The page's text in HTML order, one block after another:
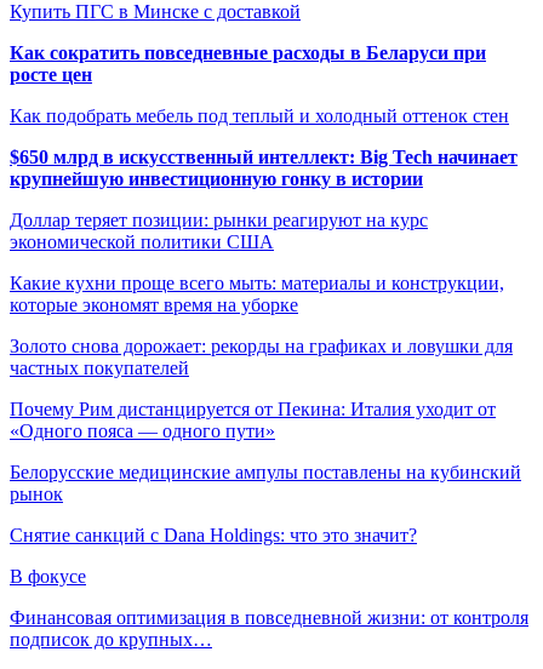
Купить ПГС в Минске с доставкой
Как сократить повседневные расходы в Беларуси при
росте цен
Как подобрать мебель под теплый и холодный оттенок стен
$650 млрд в искусственный интеллект: Big Tech начинает
крупнейшую инвестиционную гонку в истории
Доллар теряет позиции: рынки реагируют на курс
экономической политики США
Какие кухни проще всего мыть: материалы и конструкции,
которые экономят время на уборке
Золото снова дорожает: рекорды на графиках и ловушки для
частных покупателей
Почему Рим дистанцируется от Пекина: Италия уходит от
«Одного пояса — одного пути»
Белорусские медицинские ампулы поставлены на кубинский
рынок
Снятие санкций с Dana Holdings: что это значит?
В фокусе
Финансовая оптимизация в повседневной жизни: от контроля
подписок до крупных…